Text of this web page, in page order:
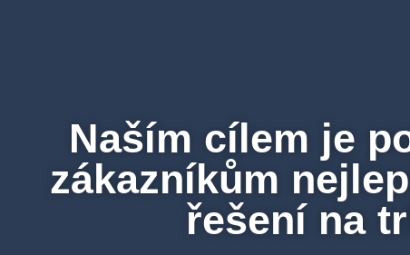
Naším cílem je
zákazníkům
řešení na